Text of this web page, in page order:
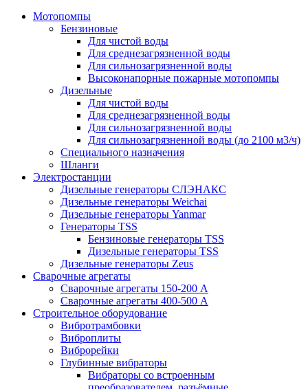
Мотопомпы
Бензиновые
Для чистой воды
Для среднезагрязненной воды
Для сильнозагрязненной воды
Высоконапорные пожарные мотопомпы
Дизельные
Для чистой воды
Для среднезагрязненной воды
Для сильнозагрязненной воды
Для сильнозагрязненной воды (до 2100 м3/ч)
Специального назначения
Шланги
Электростанции
Дизельные генераторы СЛЭНАКС
Дизельные генераторы Weichai
Дизельные генераторы Yanmar
Генераторы TSS
Бензиновые генераторы TSS
Дизельные генераторы TSS
Дизельные генераторы Zeus
Сварочные агрегаты
Сварочные агрегаты 150-200 А
Сварочные агрегаты 400-500 А
Строительное оборудование
Вибротрамбовки
Виброплиты
Виброрейки
Глубинные вибраторы
Вибраторы со встроенным